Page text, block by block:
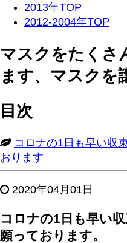
2013年TOP
2012-2004年TOP
マスクをたくさ
ます、マスクを
目次
コロナの1日も早い収
おります
2020年04月01日
コロナの1日も早い
願っております。